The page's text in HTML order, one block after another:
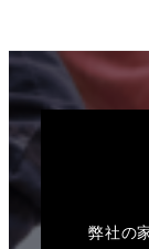
弊社の